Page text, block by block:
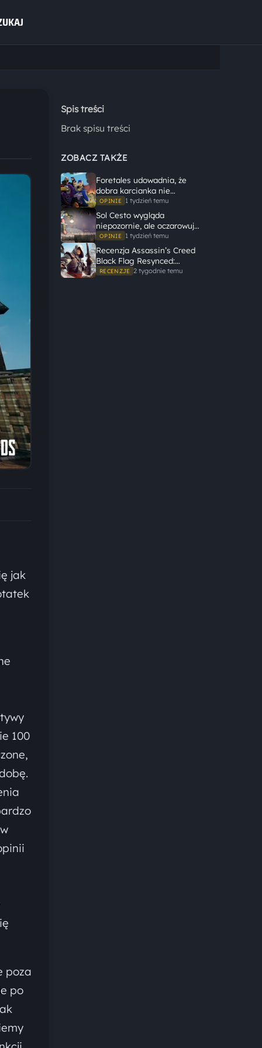
jak
100
poza
po
Spis treści
Brak spisu treści
ZOBACZ TAKŻE
Foretales udowadnia, że
dobra karcianka nie
potrzebuje wielkiego
świata, żeby opowiedzieć
dużą historię
OPINIE 1 tydzień temu
Sol Cesto wygląda
niepozornie, ale oczarowuje
gameplayem
OPINIE 1 tydzień temu
Recenzja Assassin’s Creed
Black Flag Resynced:
Ubisoft tego nie zepsuł
RECENZJE 2 tygodnie temu